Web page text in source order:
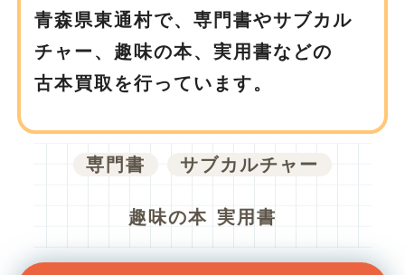
青森県東通村で、専門書やサブカル
チャー、趣味の本、実用書などの
古本買取を行っています。
専門書 サブカルチャー
趣味の本 実用書